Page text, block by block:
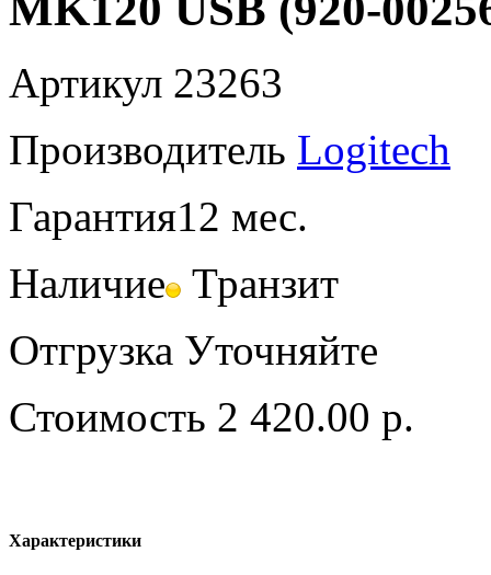
Артикул 23263
Производитель Logitech
Гарантия12 мес.
Наличие Транзит
Отгрузка Уточняйте
Стоимость 2 420.00 р.
Характеристики